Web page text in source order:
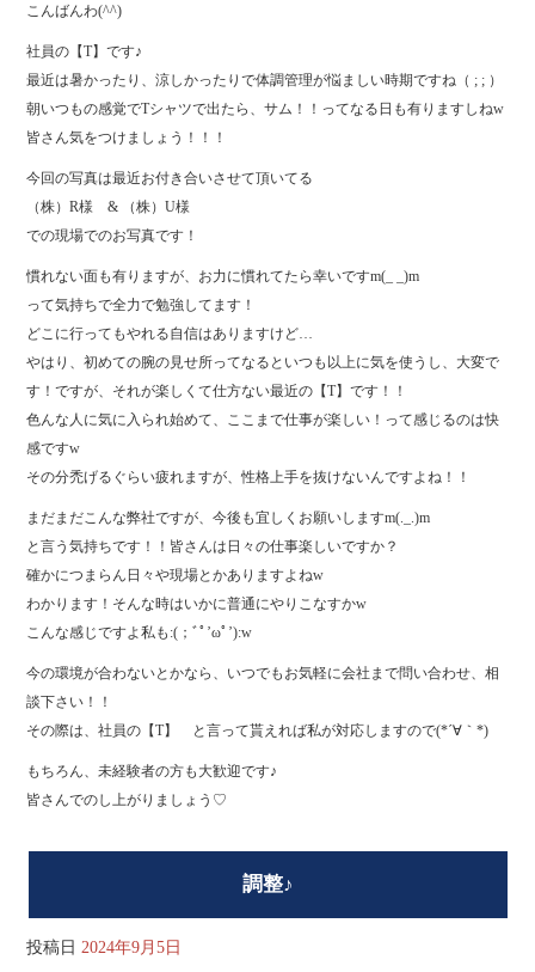
こんばんわ(^^)
社員の【T】です♪
最近は暑かったり、涼しかったりで体調管理が悩ましい時期ですね（ ; ; ）
朝いつもの感覚でTシャツで出たら、サム！！ってなる日も有りますしねw
皆さん気をつけましょう！！！
今回の写真は最近お付き合いさせて頂いてる
（株）R様 & （株）U様
での現場でのお写真です！
慣れない面も有りますが、お力に慣れてたら幸いですm(_ _)m
って気持ちで全力で勉強してます！
どこに行ってもやれる自信はありますけど…
やはり、初めての腕の見せ所ってなるといつも以上に気を使うし、大変で
す！ですが、それが楽しくて仕方ない最近の【T】です！！
色んな人に気に入られ始めて、ここまで仕事が楽しい！って感じるのは快
感ですw
その分禿げるぐらい疲れますが、性格上手を抜けないんですよね！！
まだまだこんな弊社ですが、今後も宜しくお願いしますm(._.)m
と言う気持ちです！！皆さんは日々の仕事楽しいですか？
確かにつまらん日々や現場とかありますよねw
わかります！そんな時はいかに普通にやりこなすかw
こんな感じですよ私も:(；ﾞﾟ’ωﾟ’):w
今の環境が合わないとかなら、いつでもお気軽に会社まで問い合わせ、相
談下さい！！
その際は、社員の【T】 と言って貰えれば私が対応しますので(*´∀｀*)
もちろん、未経験者の方も大歓迎です♪
皆さんでのし上がりましょう♡
調整♪
投稿日 2024年9月5日